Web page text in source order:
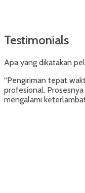
Testimonials
Apa yang dikatakan
“Pengiriman tepat
profesional.
mengalami